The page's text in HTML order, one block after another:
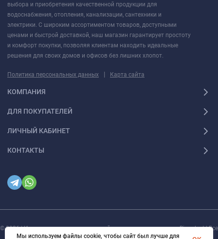
выбора и приобретения качественной продукции для
водоснабжения, отопления, канализации, сантехники и
электрики. С широким ассортиментом товаров, доступными
ценами и быстрой доставкой, наш магазин гарантирует простоту
и комфорт покупки, позволяя клиентам находить идеальные
решения для своих домов и офисов без лишних хлопот.
Политика персональных данных | Карта сайта
КОМПАНИЯ
ДЛЯ ПОКУПАТЕЛЕЙ
ЛИЧНЫЙ КАБИНЕТ
КОНТАКТЫ
© 2026 | Интернет магазин инженерной сантехники и электрики Rigaplast | Все
права защищены
Мы используем файлы cookie, чтобы сайт был лучше для